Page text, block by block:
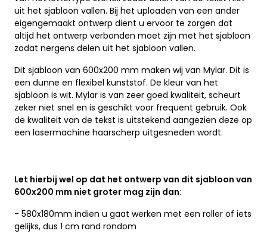
uit het sjabloon vallen. Bij het uploaden van een ander
eigengemaakt ontwerp dient u ervoor te zorgen dat
altijd het ontwerp verbonden moet zijn met het sjabloon
zodat nergens delen uit het sjabloon vallen.
Dit sjabloon van 600x200 mm maken wij van Mylar. Dit is
een dunne en flexibel kunststof. De kleur van het
sjabloon is wit. Mylar is van zeer goed kwaliteit, scheurt
zeker niet snel en is geschikt voor frequent gebruik. Ook
de kwaliteit van de tekst is uitstekend aangezien deze op
een lasermachine haarscherp uitgesneden wordt.
Let hierbij wel op dat het ontwerp van dit sjabloon van
600x200 mm niet groter mag zijn dan:
- 580x180mm indien u gaat werken met een roller of iets
gelijks, dus 1 cm rand rondom